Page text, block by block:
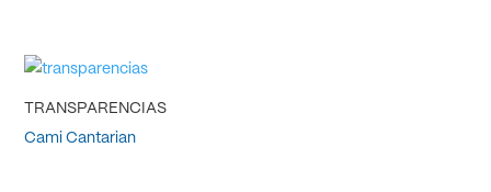
TRANSPARENCIAS
Cami Cantarian